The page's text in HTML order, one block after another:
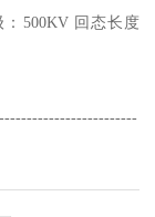
500KV 回态长度